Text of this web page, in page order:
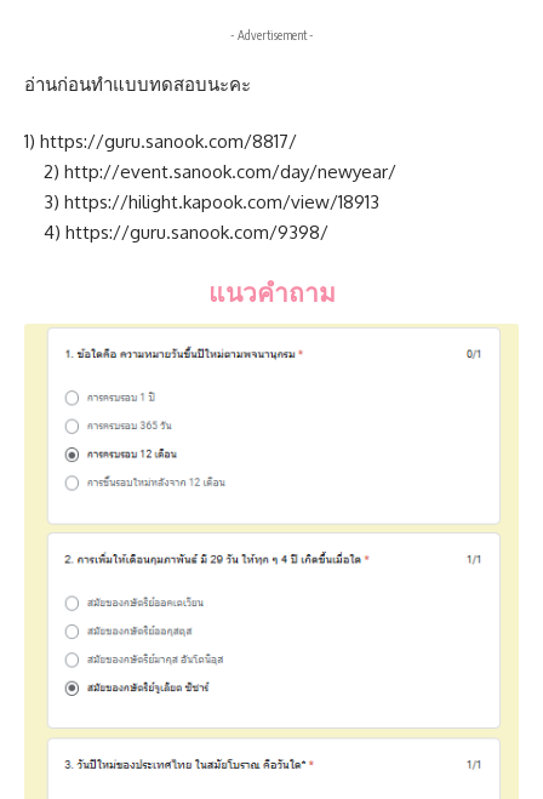
- Advertisement -
อ่านก่อนทำแบบทดสอบนะคะ
1) https://guru.sanook.com/8817/
2) http://event.sanook.com/day/newyear/
3) https://hilight.kapook.com/view/18913
4) https://guru.sanook.com/9398/
แนวคำถาม